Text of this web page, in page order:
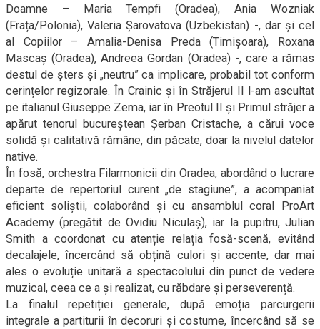
Doamne – Maria Tempfi (Oradea), Ania Wozniak
(Frața/Polonia), Valeria Șarovatova (Uzbekistan) -, dar și cel
al Copiilor – Amalia-Denisa Preda (Timișoara), Roxana
Mascaș (Oradea), Andreea Gordan (Oradea) -, care a rămas
destul de șters și „neutru” ca implicare, probabil tot conform
cerințelor regizorale. În Crainic și în Străjerul II l-am ascultat
pe italianul Giuseppe Zema, iar în Preotul II și Primul străjer a
apărut tenorul bucureștean Șerban Cristache, a cărui voce
solidă și calitativă rămâne, din păcate, doar la nivelul datelor
native.
În fosă, orchestra Filarmonicii din Oradea, abordând o lucrare
departe de repertoriul curent „de stagiune”, a acompaniat
eficient soliștii, colaborând și cu ansamblul coral ProArt
Academy (pregătit de Ovidiu Niculaș), iar la pupitru, Julian
Smith a coordonat cu atenție relația fosă-scenă, evitând
decalajele, încercând să obțină culori și accente, dar mai
ales o evoluție unitară a spectacolului din punct de vedere
muzical, ceea ce a și realizat, cu răbdare și perseverență.
La finalul repetiției generale, după emoția parcurgerii
integrale a partiturii în decoruri și costume, încercând să se